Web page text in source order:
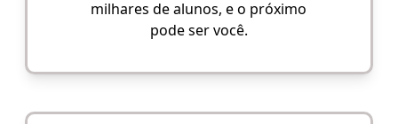
milhares de alunos, e o próximo
pode ser você.